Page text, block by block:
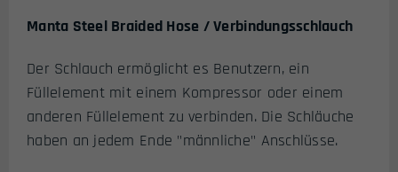
Manta Steel Braided Hose / Verbindungsschlauch
Der Schlauch ermöglicht es Benutzern, ein
Füllelement mit einem Kompressor oder einem
anderen Füllelement zu verbinden. Die Schläuche
haben an jedem Ende "männliche" Anschlüsse.